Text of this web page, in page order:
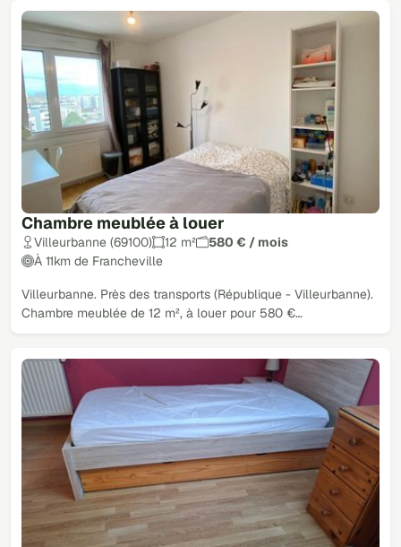
Chambre meublée à louer
Villeurbanne (69100) 12 m²
580 € / mois
À 11km de Francheville
Villeurbanne. Près des transports (République - Villeurbanne).
Chambre meublée de 12 m², à louer pour 580 €…